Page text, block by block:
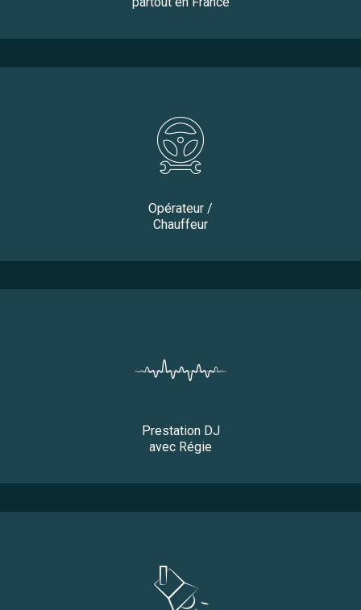
Opérateur /
Chauffeur
Prestation DJ
avec Régie